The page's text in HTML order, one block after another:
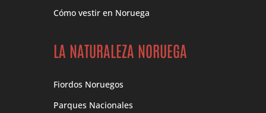
Cómo vestir en Noruega
LA NATURALEZA NORUEGA
Fiordos Noruegos
Parques Nacionales